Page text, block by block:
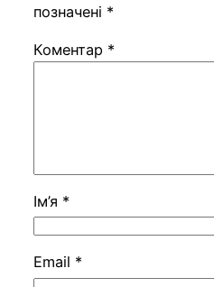
позначені *
Коментар *
Ім’я *
Email *